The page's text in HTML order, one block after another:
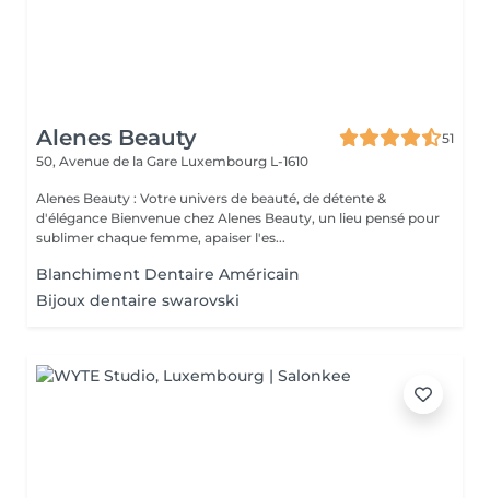
Alenes Beauty
51
50, Avenue de la Gare Luxembourg L-1610
Alenes Beauty : Votre univers de beauté, de détente &
d'élégance Bienvenue chez Alenes Beauty, un lieu pensé pour
sublimer chaque femme, apaiser l'es...
Blanchiment Dentaire Américain
Bijoux dentaire swarovski